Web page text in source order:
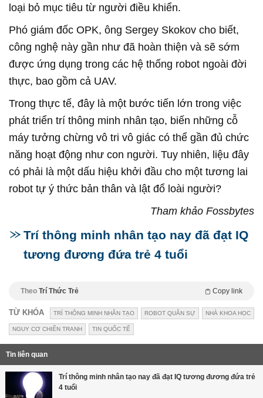
loại bỏ mục tiêu từ người điều khiển.
Phó giám đốc OPK, ông Sergey Skokov cho biết,
công nghệ này gần như đã hoàn thiện và sẽ sớm
được ứng dụng trong các hệ thống robot ngoài đời
thực, bao gồm cả UAV.
Trong thực tế, đây là một bước tiến lớn trong việc
phát triển trí thông minh nhân tạo, biến những cỗ
máy tưởng chừng vô tri vô giác có thể gần đủ chức
năng hoạt động như con người. Tuy nhiên, liệu đây
có phải là một dấu hiệu khởi đầu cho một tương lai
robot tự ý thức bản thân và lật đổ loài người?
Tham khảo Fossbytes
Trí thông minh nhân tạo nay đã đạt IQ
tương đương đứa trẻ 4 tuổi
Theo Trí Thức Trẻ Copy link
TỪ KHÓA TRÍ THÔNG MINH NHÂN TẠO ROBOT QUÂN SỰ NHÀ KHOA HỌC
NGUY CƠ CHIẾN TRANH TIN QUỐC TẾ
Tin liên quan
Trí thông minh nhân tạo nay đã đạt IQ tương đương đứa trẻ
4 tuổi